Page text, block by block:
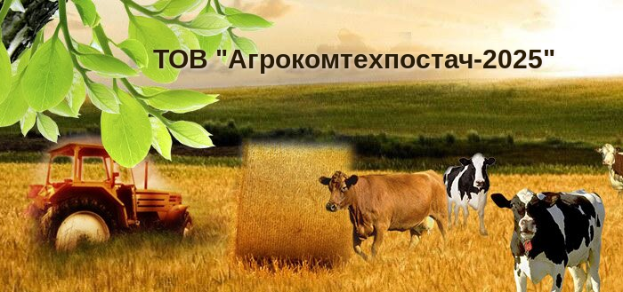
ТОВ "Агрокомтехпостач-2025"